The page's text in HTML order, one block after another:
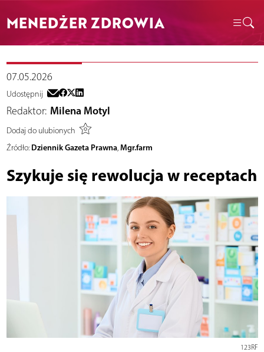
MENEDŻER ZDROWIA
07.05.2026
Udostępnij
Redaktor: Milena Motyl
Dodaj do ulubionych
Źródło: Dziennik Gazeta Prawna,Mgr.farm
Szykuje się rewolucja w receptach
123RF